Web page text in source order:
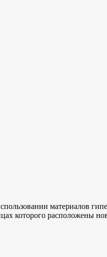
материалов
которого расположены